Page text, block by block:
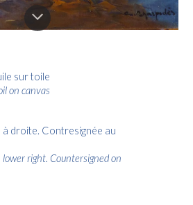
sur toile
on canvas
à droite. Contresignée au
lower right. Countersigned on